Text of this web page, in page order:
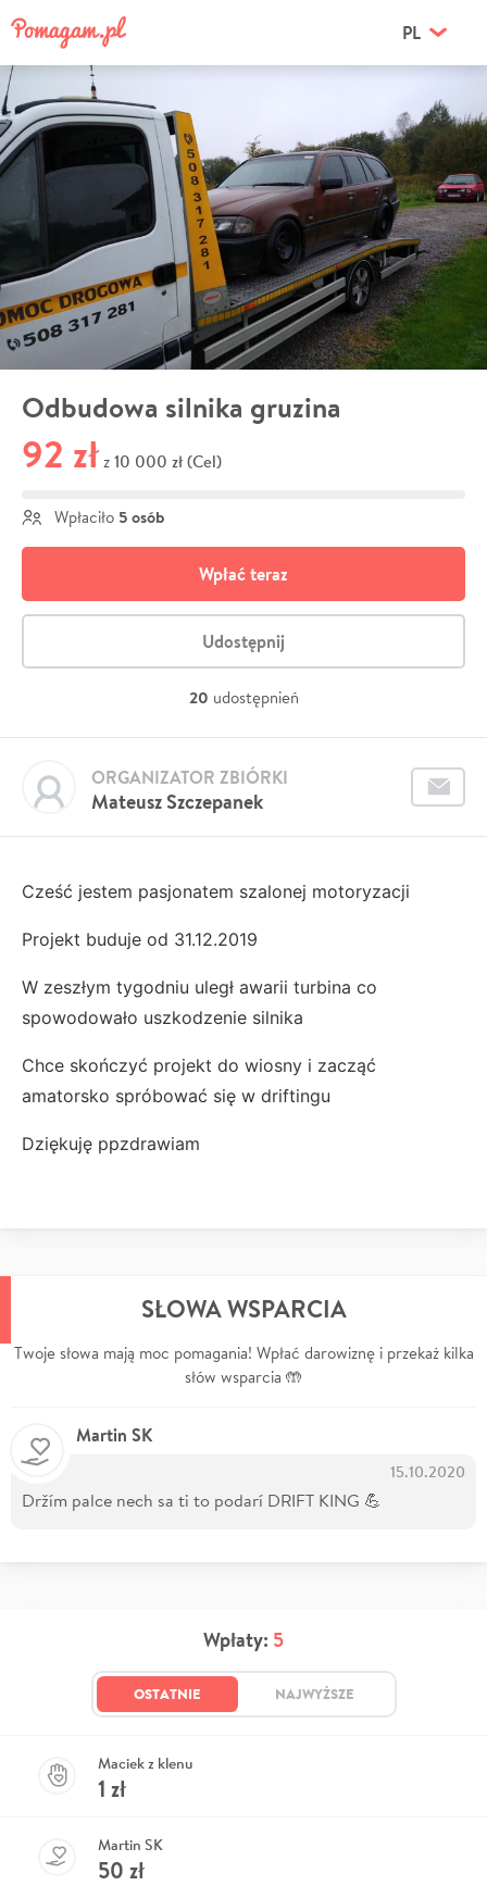
PL
Odbudowa silnika gruzina
92 zł z 10 000 zł (Cel)
Wpłaciło 5 osób
Wpłać teraz
Udostępnij
20 udostępnień
Mateusz Szczepanek
ORGANIZATOR ZBIÓRKI
Cześć jestem pasjonatem szalonej motoryzacji
Projekt buduje od 31.12.2019
W zeszłym tygodniu uległ awarii turbina co
spowodowało uszkodzenie silnika
Chce skończyć projekt do wiosny i zacząć
amatorsko spróbować się w driftingu
Dziękuję ppzdrawiam
SŁOWA WSPARCIA
Twoje słowa mają moc pomagania! Wpłać darowiznę i przekaż kilka
słów wsparcia 🤲
Martin SK
15.10.2020
Držím palce nech sa ti to podarí DRIFT KING 💪
Wpłaty: 5
OSTATNIE NAJWYŻSZE
Maciek z klenu
1 zł
Martin SK
50 zł